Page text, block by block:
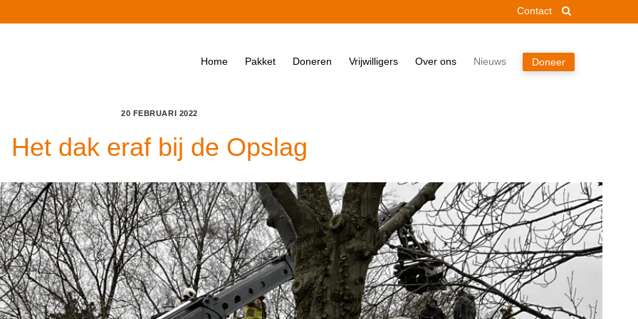
Contact
Home Pakket Doneren Vrijwilligers Over ons Nieuws Doneer
20 FEBRUARI 2022
Het dak eraf bij de Opslag
Nieuws
Doneer
Contact
Zoek